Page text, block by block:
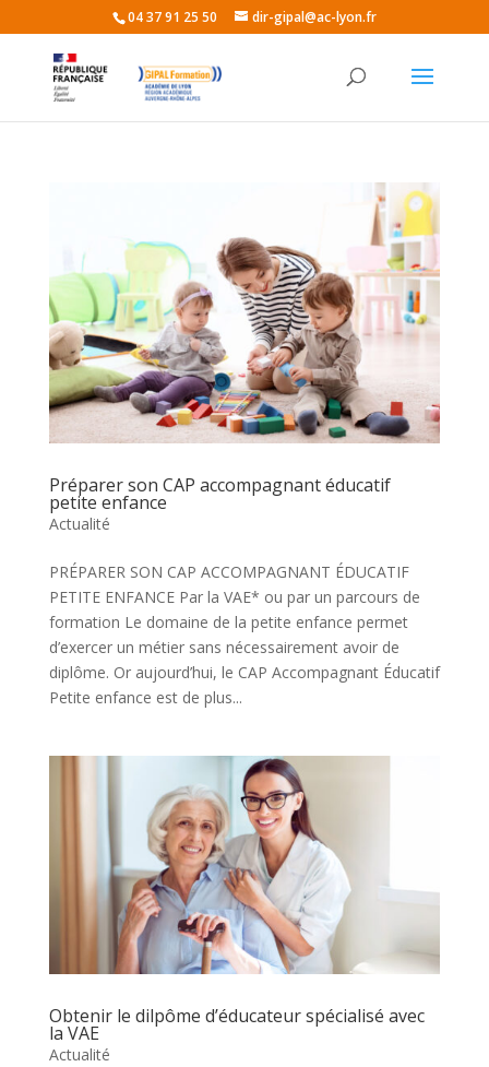
04 37 91 25 50 dir-gipal@ac-lyon.fr
Préparer son CAP accompagnant éducatif
petite enfance
Actualité
PRÉPARER SON CAP ACCOMPAGNANT ÉDUCATIF
PETITE ENFANCE Par la VAE* ou par un parcours de
formation Le domaine de la petite enfance permet
d’exercer un métier sans nécessairement avoir de
diplôme. Or aujourd’hui, le CAP Accompagnant Éducatif
Petite enfance est de plus...
Obtenir le dilpôme d’éducateur spécialisé avec
la VAE
Actualité